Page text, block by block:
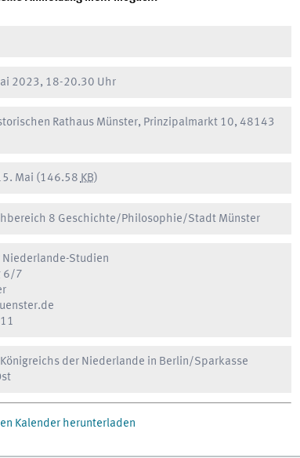
2023, 18-20.30 Uhr
Rathaus Münster, Prinzipalmarkt 10, 48143
Mai (146.58KB)
8 Geschichte/Philosophie/Stadt Münster
Niederlande-Studien
6/7
der Niederlande in Berlin/Sparkasse
Kalender herunterladen